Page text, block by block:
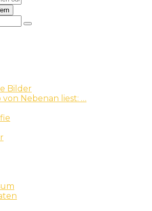
Bilder
von Nebenan liest: …